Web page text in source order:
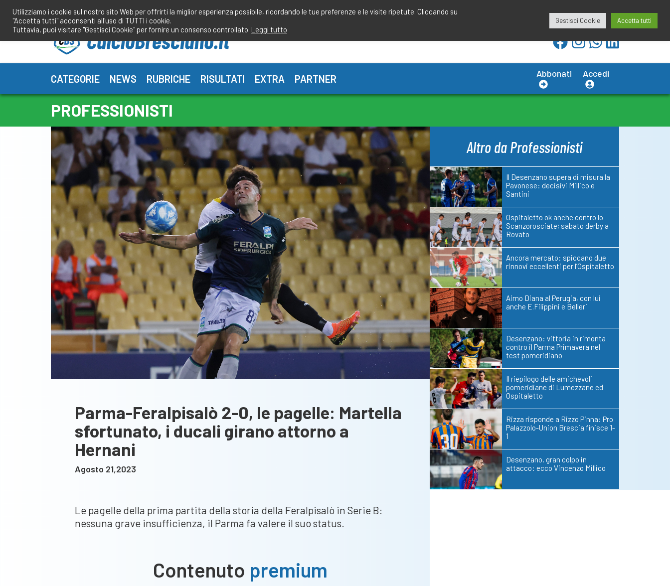
contenuto
redazione@calciobresciano.it
CATEGORIE NEWS RUBRICHE RISULTATI EXTRA PARTNER Abbonati Accedi
PROFESSIONISTI
Parma-Feralpisalò 2-0, le pagelle: Martella
sfortunato, i ducali girano attorno a
Hernani
Agosto 21,2023
Le pagelle della prima partita della storia della Feralpisalò in Serie B:
nessuna grave insufficienza, il Parma fa valere il suo status.
Contenuto premium
Altro da Professionisti
Il Desenzano supera di misura la
Pavonese: decisivi Millico e
Santini
Ospitaletto ok anche contro lo
Scanzorosciate; sabato derby a
Rovato
Ancora mercato: spiccano due
rinnovi eccellenti per l’Ospitaletto
Aimo Diana al Perugia, con lui
anche E.Filippini e Belleri
Desenzano: vittoria in rimonta
contro il Parma Primavera nel
test pomeridiano
Il riepilogo delle amichevoli
pomeridiane di Lumezzane ed
Ospitaletto
Rizza risponde a Rizzo Pinna: Pro
Palazzolo-Union Brescia finisce 1-
1
Desenzano, gran colpo in
attacco: ecco Vincenzo Millico
Utilizziamo i cookie sul nostro sito Web per offrirti la miglior esperienza possibile, ricordando le tue preferenze e le visite ripetute. Cliccando su
"Accetta tutti" acconsenti all'uso di TUTTI i cookie.
Tuttavia, puoi visitare "Gestisci Cookie" per fornire un consenso controllato. Leggi tutto
Gestisci Cookie Accetta tutti